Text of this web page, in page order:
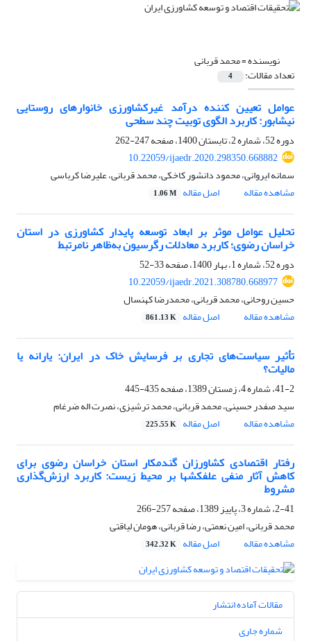
نویسنده =محمد قربانی
تعداد مقالات: 4
عوامل تعیین کننده درآمد غیرکشاورزی خانوارهای روستایی
نیشابور: کاربرد الگوی توبیت چند سطحی
دوره 52، شماره 2، تابستان 1400، صفحه
247-262
10.22059/ijaedr.2020.298350.668882
سمانه ایروانی، محمود دانشور کاخکی، محمد قربانی، علیرضا کرباسی
مشاهده مقاله
اصل مقاله 1.06 M
تحلیل عوامل موثر بر ابعاد توسعه پایدار کشاورزی در استان
خراسان رضوی؛ کاربرد معادلات رگرسیون به‌ظاهر نامرتبط
دوره 52، شماره 1، بهار 1400، صفحه
33-52
10.22059/ijaedr.2021.308780.668977
حسین روحانی، محمد قربانی، محمدرضا کهنسال
مشاهده مقاله
اصل مقاله 861.13 K
تأثیر سیاست‌های تجاری بر فرسایش خاک در ایران: یارانه یا
مالیات؟
41-2، شماره 4، زمستان 1389، صفحه
435-445
سید صفدر حسینی، محمد قربانی، محمد ترشیزی، نصرت اله ضرغام
مشاهده مقاله
اصل مقاله 225.55 K
رفتار‏ اقتصادی کشاورزان گندم‏کار استان خراسان رضوی برای
کاهش آثار منفی علف‏کش‏ها بر محیط زیست: کاربرد ارزش‌گذاری
مشروط
2-41، شماره 3، پاییز 1389، صفحه
257-266
محمد قربانی، امین نعمتی، رضا قربانی، هومان لیاقتی
مشاهده مقاله
اصل مقاله 342.32 K
مقالات آماده انتشار
شماره جاری